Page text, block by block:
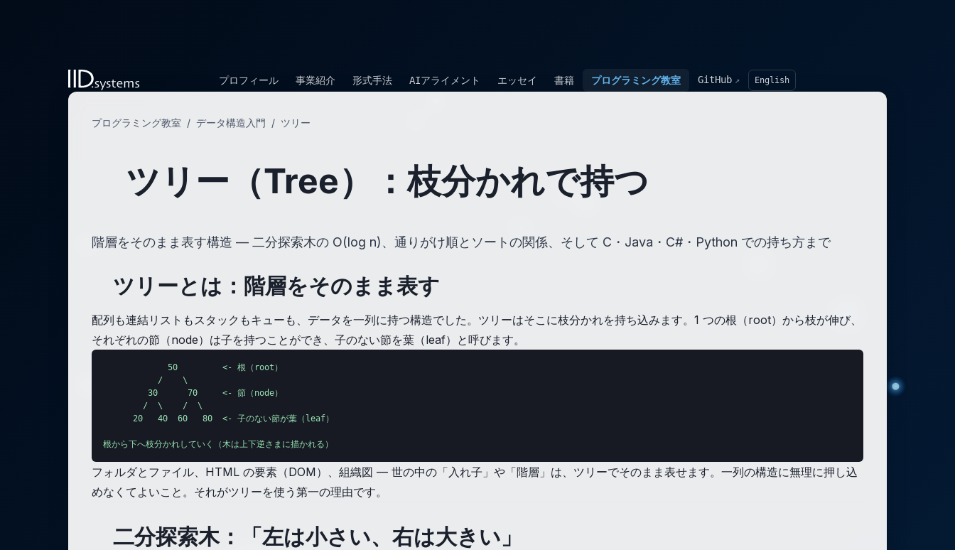
プロフィール 事業紹介 形式手法 AIアライメント エッセイ 書籍 プログラミング教室 GitHub ↗ English
プログラミング教室 / データ構造入門 / ツリー
ツリー（Tree）：枝分かれで持つ
階層をそのまま表す構造 — 二分探索木の O(log n)、通りがけ順とソートの関係、そして C・Java・C#・Python での持ち方まで
ツリーとは：階層をそのまま表す
配列も連結リストもスタックもキューも、データを一列に持つ構造でした。ツリーはそこに枝分かれを持ち込みます。1 つの根（root）から枝が伸び、
それぞれの節（node）は子を持つことができ、子のない節を葉（leaf）と呼びます。
             50         <- 根（root）
           /    \
         30      70     <- 節（node）
        /  \    /  \
      20   40  60   80  <- 子のない節が葉（leaf）
根から下へ枝分かれしていく（木は上下逆さまに描かれる）
フォルダとファイル、HTML の要素（DOM）、組織図 — 世の中の「入れ子」や「階層」は、ツリーでそのまま表せます。一列の構造に無理に押し込
めなくてよいこと。それがツリーを使う第一の理由です。
二分探索木：「左は小さい、右は大きい」